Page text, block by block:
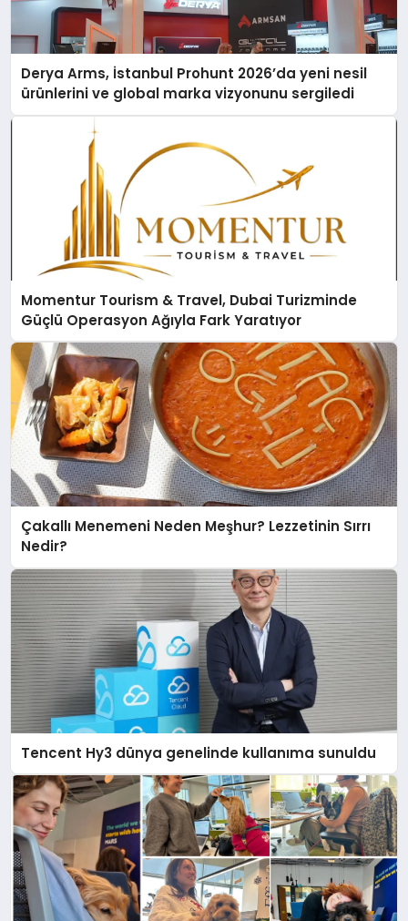
Derya Arms, İstanbul Prohunt 2026’da yeni nesil
ürünlerini ve global marka vizyonunu sergiledi
Momentur Tourism & Travel, Dubai Turizminde
Güçlü Operasyon Ağıyla Fark Yaratıyor
Çakallı Menemeni Neden Meşhur? Lezzetinin Sırrı
Nedir?
Tencent Hy3 dünya genelinde kullanıma sunuldu